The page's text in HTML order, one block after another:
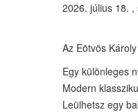
2026. július 18.
Az Eötvös
Egy különleges
Modern
Leülhetsz egy